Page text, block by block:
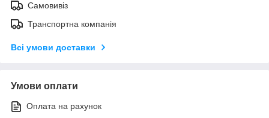
Самовивіз
Транспортна компанія
Всі умови доставки
Умови оплати
Оплата на рахунок